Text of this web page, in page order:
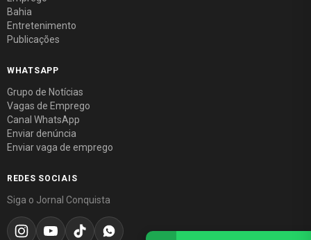
Bahia
Entretenimento
Publicações
WHATSAPP
Grupo de Notícias
Vagas de Emprego
Canal WhatsApp
Enviar denúncia
Enviar vaga de emprego
REDES SOCIAIS
Siga o Jornal Conquista